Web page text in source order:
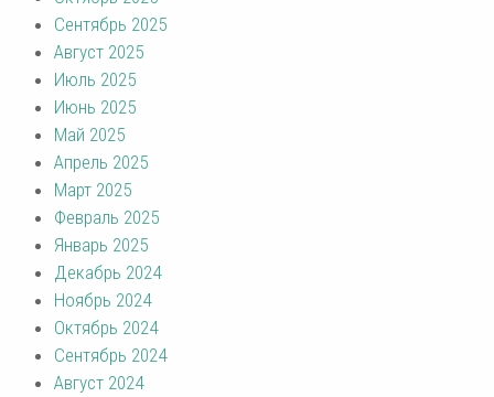
Сентябрь 2025
Август 2025
Июль 2025
Июнь 2025
Май 2025
Апрель 2025
Март 2025
Февраль 2025
Январь 2025
Декабрь 2024
Ноябрь 2024
Октябрь 2024
Сентябрь 2024
Август 2024